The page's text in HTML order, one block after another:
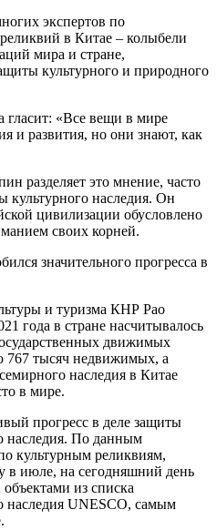
экспертов по
в Китае – колыбели
мира и стране,
культурного и природного
гласит: «Все вещи в мире
и развития, но они знают, как
разделяет это мнение, часто
культурного наследия. Он
цивилизации обусловлено
своих корней.
значительного прогресса в
и туризма КНР Рао
года в стране насчитывалось
движимых
767 тысяч недвижимых, а
наследия в Китае
в мире.
прогресс в деле защиты
наследия. По данным
культурным реликвиям,
в июле, на сегодняшний день
из списка
наследия UNESCO, самым